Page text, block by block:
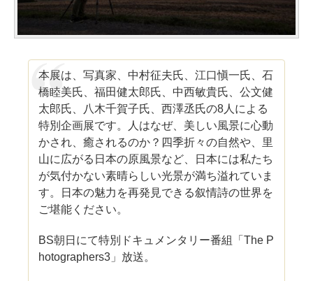
本展は、写真家、中村征夫氏、江口愼一氏、石
橋睦美氏、福田健太郎氏、中西敏貴氏、公文健
太郎氏、八木千賀子氏、西澤丞氏の8人による
特別企画展です。人はなぜ、美しい風景に心動
かされ、癒されるのか？四季折々の自然や、里
山に広がる日本の原風景など、日本には私たち
が気付かない素晴らしい光景が満ち溢れていま
す。日本の魅力を再発見できる叙情詩の世界を
ご堪能ください。
BS朝日にて特別ドキュメンタリー番組「The P
hotographers3」放送。